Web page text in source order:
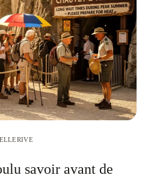
savoir avant de